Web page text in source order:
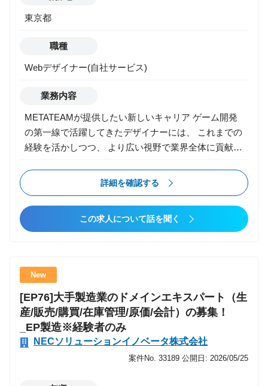
ータ・IT基盤・セキュリティなどの設計が追いつかな
い ・現場と経営層の意思決定をつなぐ人材が不足して
に、AI領域における「構想?実装?定着」を一貫して推
進できる中核人材を募集します。 業務内容 【Manager
拡大 ・AI領域の提案活動、キーマンとのリレーション
・PoCで終わらせず、実導入・定着までリード ・AIコ
ンサル組織の仕組み化の推進 ・若手コンサルタントの
育成・教育・マネジメント 【Senior Manager職】 ・
主要顧客の責任者として、プロジェクト品質向上と顧
客貢献最大化 ・AI領域の案件創出・大型提案の推進
・組織づくり・採用・育成・カルチャー浸透の主導 ・
経営幹部候補としての会社貢献 特色/魅力 ・AI領域の
構想策定?実装?定着までEnd to Endで支援できる ・技
コアメンバーとして組織づくりにも関われる ・ワンプ
ール制で業界に縛られずAI活用支援が可能 直近プロジ
ェクト事例 ■大手小売業：DX推進／業務改革支援（構
想?計画策定、PMO） ■大手保険会社：システム企
画・RFP作成支援 ■大手企業：セキュリティ導入計画
策定支援 ※今後は生成AI活用の案件拡大を予定
東京都
職種
Webデザイナー(自社サービス)
業務内容
METATEAMが提供したい新しいキャリア ゲーム開発
の第一線で活躍してきたデザイナーには、 これまでの
経験を活かしつつ、 より広い視野で業界全体に貢献で
の引き出しを増やす ・チームマネジメントや組織構築
など、ビジネススキルを磨く成長機会 ・新規事業にも
挑戦可能 経験を多く積んでさらにスキルアップしたい
方、 現場経験を生かしてキャリアの幅を広げたい方に
／敵／ボス／NPCなどのモーション制作と実装を担当
します。 ゲームのモーションは、映像と異なり プレ
イフィール、同期、レスポンス、遷移、当たり判定、
最適化、ゲーム性 を強く意識して制作する必要があり
ます。 【主な業務】 ▼ キャラクターモーション制作
・キャラクターアクション（攻撃／回避／移動／待機
／スキル） ・バトルアニメーション（コンボ、必殺
詳細を確認する
この求人について話を聞く
New
[EP76]大手製造業のドメインエキスパート（生
産/販売/購買/在庫管理/原価/会計）の募集！
_EP製造※経験者のみ
NECソリューションイノベータ株式会社
案件No. 33189 公開日: 2026/05/25